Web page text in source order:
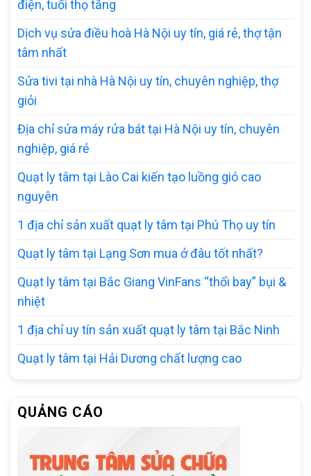
điện, tuổi thọ tăng
Dịch vụ sửa điều hoà Hà Nội uy tín, giá rẻ, thợ tận
tâm nhất
Sửa tivi tại nhà Hà Nội uy tín, chuyên nghiệp, thợ
giỏi
Địa chỉ sửa máy rửa bát tại Hà Nội uy tín, chuyên
nghiệp, giá rẻ
Quạt ly tâm tại Lào Cai kiến tạo luồng gió cao
nguyên
1 địa chỉ sản xuất quạt ly tâm tại Phú Thọ uy tín
Quạt ly tâm tại Lạng Sơn mua ở đâu tốt nhất?
Quạt ly tâm tại Bắc Giang VinFans “thổi bay” bụi &
nhiệt
1 địa chỉ uy tín sản xuất quạt ly tâm tại Bắc Ninh
Quạt ly tâm tại Hải Dương chất lượng cao
QUẢNG CÁO